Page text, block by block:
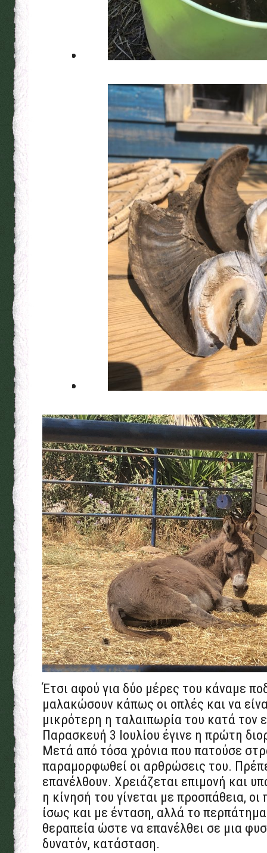
Έτσι αφού για δύο μέρες του κάναμε
μαλακώσουν κάπως οι οπλές και να
μικρότερη η ταλαιπωρία του κατά τον
Παρασκευή 3 Ιουλίου έγινε η πρώτη
Μετά από τόσα χρόνια που πατούσε
παραμορφωθεί οι αρθρώσεις του.
επανέλθουν. Χρειάζεται επιμονή και
η κίνησή του γίνεται με προσπάθεια, οι
ίσως και με ένταση, αλλά το
θεραπεία ώστε να επανέλθει σε μια
δυνατόν, κατάσταση.